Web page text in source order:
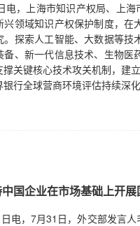
电，上海市知识产权局、上
兴领域知识产权保护制度，
。探索人工智能、大数据等
备、新一代信息技术、生物
关键核心技术攻关机制，建
行全球营商环境评估持续深
国企业在市场基础上开
电，7月31日，外交部发言